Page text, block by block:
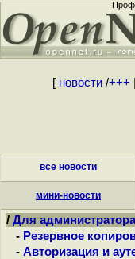
[ новости/+++
все новости
мини-новости
/ Для
- Резервное
- Авторизация и